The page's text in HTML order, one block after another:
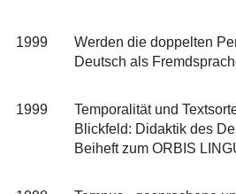
1999
Werden die doppelten
Deutsch als
1999
Temporalität und
Blickfeld: Didaktik des
Beiheft zum ORBIS